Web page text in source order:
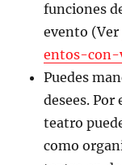
funciones
evento (Ver
entos-con-
Puedes
desees.
teatro
como